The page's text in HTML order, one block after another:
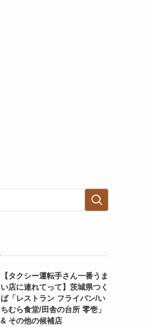
【タクシー運転手さん一番うま
い店に連れてって】茨城県つく
ば「レストラン フライパン/い
ちむら食堂/田舎の台所 零壱」
& その他の候補店